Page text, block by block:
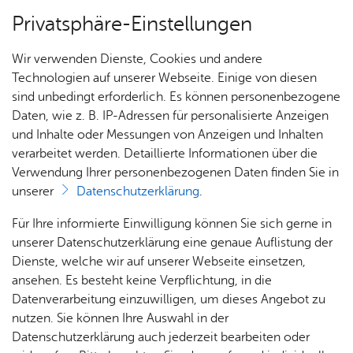
Über­sicht Bür­ger & Stadt
Rat­
haus &
Bür­
ger­
ser­vice
Rat­
häu­ser
Nach­
rich­
ten,
Vi­de­os
& Bil­
der
Me­di­
Jobs
Stel­
len­an­
ge­bo­te
Aus­bil­
dung &
Stu­di­
Bauen
& Um­
welt
Geo­
da­ten
Ge­
sund­
heit &
kum
Hoch­was­ser
Vor­le­sen
Hoch­was­ser­ri­si­ko­ma­nage­
ment Fried­richs­ha­fen
In­for­mie­ren (Orts­spe­zi­fisch):
Informieren Sie sich schon vor einem Hochwasserereignis
mithilfe der Hochwassergefahrenkarten, ob Sie in einem
Privatsphäre-Einstellungen
Wir verwenden Dienste, Cookies und andere
Technologien auf unserer Webseite. Einige von diesen
sind unbedingt erforderlich. Es können personenbezogene
Daten, wie z. B. IP-Adressen für personalisierte Anzeigen
und Inhalte oder Messungen von Anzeigen und Inhalten
verarbeitet werden. Detaillierte Informationen über die
Verwendung Ihrer personenbezogenen Daten finden Sie in
unserer
Datenschutzerklärung.
Für Ihre informierte Einwilligung können Sie sich gerne in
unserer Datenschutzerklärung eine genaue Auflistung der
Dienste, welche wir auf unserer Webseite einsetzen,
ansehen. Es besteht keine Verpflichtung, in die
Datenverarbeitung einzuwilligen, um dieses Angebot zu
nutzen. Sie können Ihre Auswahl in der
Datenschutzerklärung auch jederzeit bearbeiten oder